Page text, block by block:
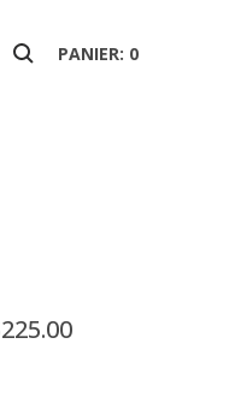
PANIER: 0